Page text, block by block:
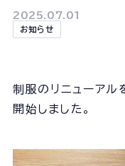
企業理念
組織図
沿革
事業所一覧
2025.07.01
お知らせ
制服のリニューアル
開始しました。